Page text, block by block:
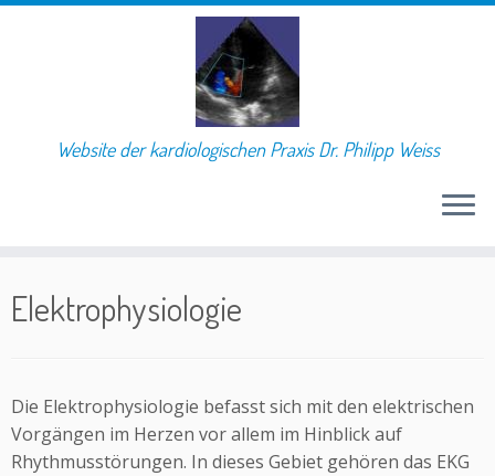
to
content
Website der kardiologischen Praxis Dr. Philipp Weiss
Elektrophysiologie
Die Elektrophysiologie befasst sich mit den elektrischen
Vorgängen im Herzen vor allem im Hinblick auf
Rhythmusstörungen. In dieses Gebiet gehören das EKG